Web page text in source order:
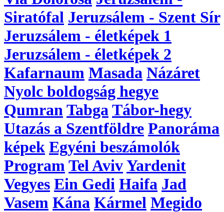
Siratófal Jeruzsálem - Szent Sír
Jeruzsálem - életképek 1
Jeruzsálem - életképek 2
Kafarnaum Masada Názáret
Nyolc boldogság hegye
Qumran Tabga Tábor-hegy
Utazás a Szentföldre Panoráma
képek Egyéni beszámolók
Program Tel AvivYardenit
Vegyes Ein Gedi Haifa Jad
Vasem Kána Kármel Megido